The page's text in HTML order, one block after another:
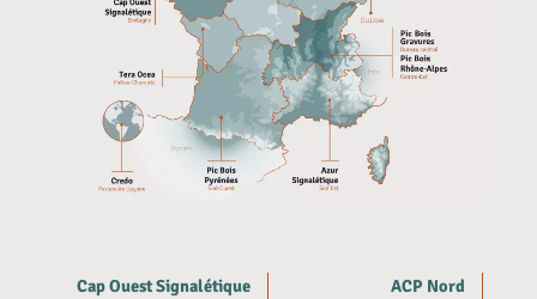
Cap Ouest Signalétique ACP Nord